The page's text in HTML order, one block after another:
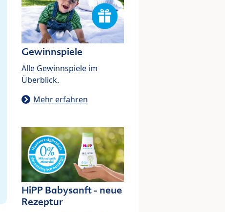
Gewinnspiele
Alle Gewinnspiele im
Überblick.
Mehr erfahren
HiPP Babysanft - neue
Rezeptur